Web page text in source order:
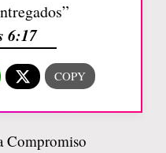
6:17